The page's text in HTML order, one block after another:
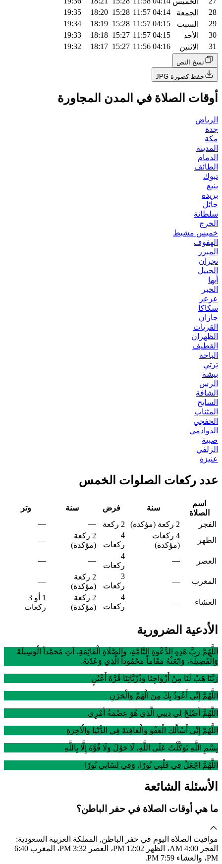
28
الجمعة 04:14
11:57
15:28
18:20
19:35
29
السبت 04:15
11:57
15:28
18:19
19:34
30
الأحد 04:15
11:57
15:27
18:18
19:33
31
الاثنين 04:16
11:56
15:27
18:17
19:32
نسخ النص
حفظ كصورة JPG
أوقات الصلاة في المدن المجاورة
الرياض
جدة
مكة
المدينة
الدمام
الطائف
تبوك
ينبع
بريدة
حائل
سلطانة
الخرج
خميس مشيط
الهفوف
المبرز
نجران
الجبيل
أبها
الخبر
عرعر
سكاكا
جازان
القريات
الظهران
القطيف
الباحة
ترتي
بيشة
الرس
الشافة
السايح
المثناب
الخفجي
الدوادمي
صبية
الزلفي
عنيزة
عدد ركعات الصلوات الخمس
اسم
الصلاة
سنة فرض سنة
وتر
الفجر
2 ركعة (مؤكدة) 2 ركعة —
—
الظهر
4 ركعات
(مؤكدة)
4
ركعات
2 ركعة
(مؤكدة)
—
العصر —
4
ركعات
—
—
المغرب —
3
ركعات
2 ركعة
(مؤكدة)
—
العشاء —
4
ركعات
2 ركعة
(مؤكدة)
1 أو 3
ركعات
الأدعية الضرورية
اللَّهُمَّ رَبَّ هَذِهِ الدَّعْوَةِ التَّامَّةِ، وَالصَّلَاةِ الْقَائِمَةِ، آتِ مُحَمَّداً الْوَسِيلَةَ
وَالْفَضِيلَةَ، وَابْعَثْهُ مَقَاماً مَحْمُوداً الَّذِي وَعَدْتَهُ.
رَبَّنَا هَبْ لَنَا مِنْ أَزْوَاجِنَا وَذُرِّيَّاتِنَا قُرَّةَ أَعْيُنٍ
اللَّهُمَّ إِنِّي أَعُوذُ بِكَ مِنَ الْهَمِّ وَالْحَزَنِ
اللَّهُمَّ أَصْلِحْ لِي دِينِي الَّذِي هُوَ عِصْمَةُ أَمْرِي
اللَّهُمَّ إِنِّي أَسْأَلُكَ الْعَفْوَ وَالْعَافِيَةَ فِي الدُّنْيَا وَالْآخِرَةِ
بِسْمِ اللَّهِ تَوَكَّلْتُ عَلَى اللَّهِ، لَا حَوْلَ وَلَا قُوَّةَ إِلَّا بِاللَّهِ
اللَّهُمَّ اجْعَلْ فِي قَلْبِي نُورًا، وَفِي لِسَانِي نُورًا
الأسئلة الشائعة
ما هي أوقات الصلاة في حفر الباطن؟
مواقيت الصلاة اليوم في حفر الباطن, المملكة العربية السعودية:
الفجر 4:00 AM، الظهر 12:02 PM، العصر 3:32 PM، المغرب 6:40
PM، والعشاء 7:59 PM.